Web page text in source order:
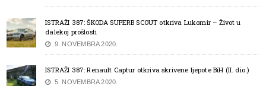
ISTRAŽI 387: ŠKODA SUPERB SCOUT otkriva Lukomir – Život u
dalekoj prošlosti
9. NOVEMBRA 2020.
ISTRAŽI 387: Renault Captur otkriva skrivene ljepote BiH (II. dio.)
5. NOVEMBRA 2020.